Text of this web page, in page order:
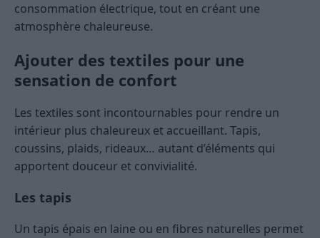
consommation électrique, tout en créant une
atmosphère chaleureuse.
Ajouter des textiles pour une
sensation de confort
Les textiles sont incontournables pour rendre un
intérieur plus chaleureux et accueillant. Tapis,
coussins, plaids, rideaux… autant d’éléments qui
apportent douceur et convivialité.
Les tapis
Un tapis épais en laine ou en fibres naturelles permet